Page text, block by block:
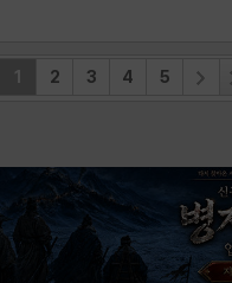
1 2 3 4 5